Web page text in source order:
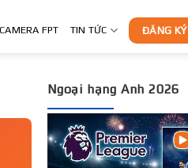
CAMERA FPT TIN TỨC ĐĂNG KÝ
Ngoại hạng Anh 2026